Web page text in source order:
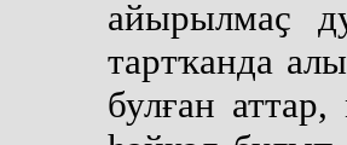
айырылмаҫ
тартҡанда
булған